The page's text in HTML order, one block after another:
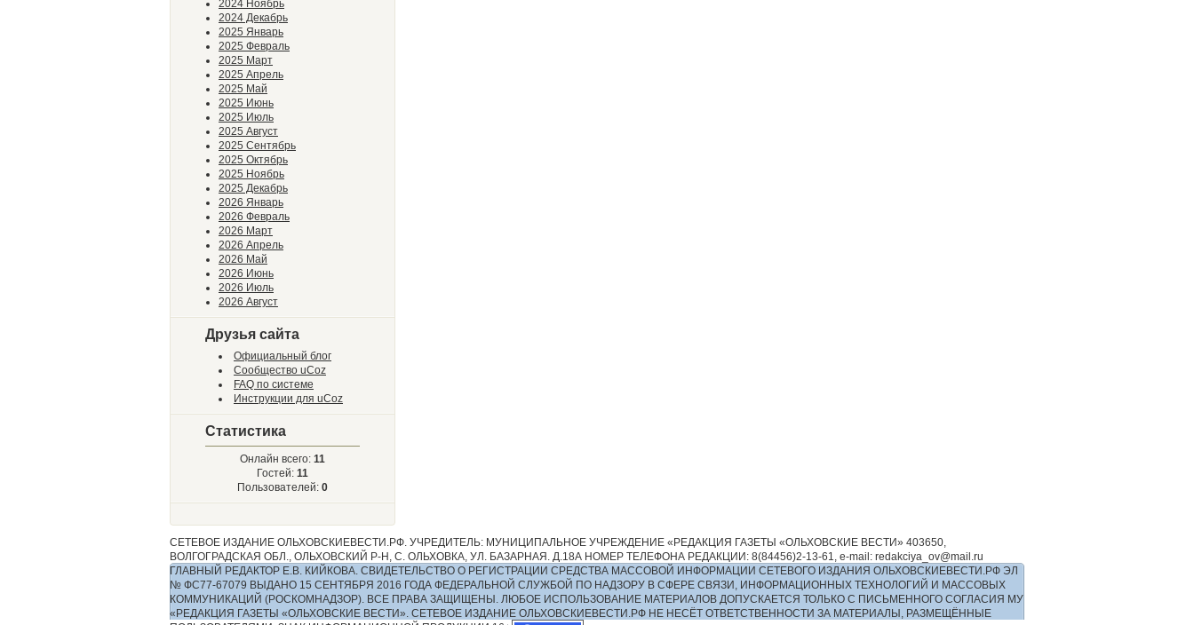
2024 Ноябрь
2024 Декабрь
2025 Январь
2025 Февраль
2025 Март
2025 Апрель
2025 Май
2025 Июнь
2025 Июль
2025 Август
2025 Сентябрь
2025 Октябрь
2025 Ноябрь
2025 Декабрь
2026 Январь
2026 Февраль
2026 Март
2026 Апрель
2026 Май
2026 Июнь
2026 Июль
2026 Август
Друзья сайта
Официальный блог
Сообщество uCoz
FAQ по системе
Инструкции для uCoz
Статистика
Онлайн всего: 11
Гостей: 11
Пользователей: 0
СЕТЕВОЕ ИЗДАНИЕ ОЛЬХОВСКИЕВЕСТИ.РФ. УЧРЕДИТЕЛЬ: МУНИЦИПАЛЬНОЕ УЧРЕЖДЕНИЕ «РЕДАКЦИЯ ГАЗЕТЫ «ОЛЬХОВСКИЕ ВЕСТИ» 403650,
ВОЛГОГРАДСКАЯ ОБЛ., ОЛЬХОВСКИЙ Р-Н, С. ОЛЬХОВКА, УЛ. БАЗАРНАЯ. Д.18А НОМЕР ТЕЛЕФОНА РЕДАКЦИИ: 8(84456)2-13-61, e-mail: redakciya_ov@mail.ru
ГЛАВНЫЙ РЕДАКТОР Е.В. КИЙКОВА. СВИДЕТЕЛЬСТВО О РЕГИСТРАЦИИ СРЕДСТВА МАССОВОЙ ИНФОРМАЦИИ СЕТЕВОГО ИЗДАНИЯ ОЛЬХОВСКИЕВЕСТИ.РФ ЭЛ
№ ФС77-67079 ВЫДАНО 15 СЕНТЯБРЯ 2016 ГОДА ФЕДЕРАЛЬНОЙ СЛУЖБОЙ ПО НАДЗОРУ В СФЕРЕ СВЯЗИ, ИНФОРМАЦИОННЫХ ТЕХНОЛОГИЙ И МАССОВЫХ
КОММУНИКАЦИЙ (РОСКОМНАДЗОР). ВСЕ ПРАВА ЗАЩИЩЕНЫ. ЛЮБОЕ ИСПОЛЬЗОВАНИЕ МАТЕРИАЛОВ ДОПУСКАЕТСЯ ТОЛЬКО С ПИСЬМЕННОГО СОГЛАСИЯ МУ
«РЕДАКЦИЯ ГАЗЕТЫ «ОЛЬХОВСКИЕ ВЕСТИ». СЕТЕВОЕ ИЗДАНИЕ ОЛЬХОВСКИЕВЕСТИ.РФ НЕ НЕСЁТ ОТВЕТСТВЕННОСТИ ЗА МАТЕРИАЛЫ, РАЗМЕЩЁННЫЕ